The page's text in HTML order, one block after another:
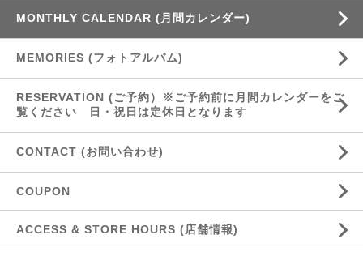
MONTHLY CALENDAR (月間カレンダー)
MEMORIES (フォトアルバム)
RESERVATION (ご予約）※ご予約前に月間カレンダーをご
覧ください 日・祝日は定休日となります
CONTACT (お問い合わせ)
COUPON
ACCESS & STORE HOURS (店舗情報)